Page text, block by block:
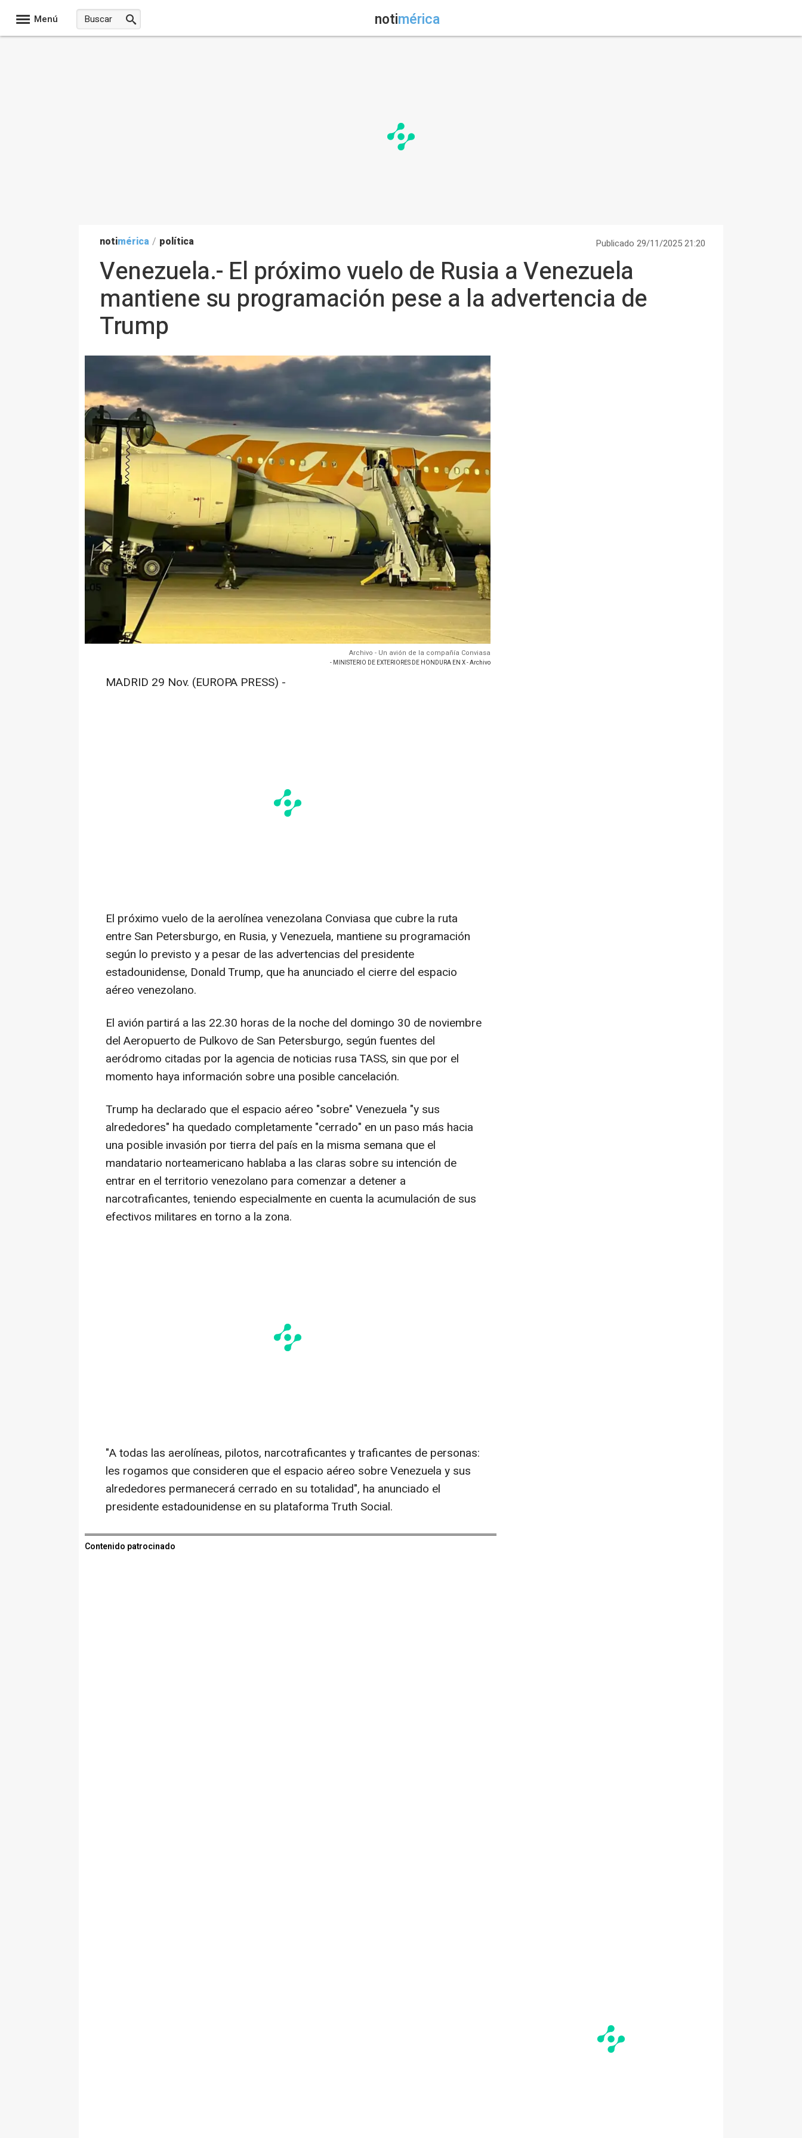
Menú notimérica
notimérica / política Publicado 29/11/2025 21:20
Venezuela.- El próximo vuelo de Rusia a Venezuela
mantiene su programación pese a la advertencia de
Trump
Archivo - Un avión de la compañía Conviasa
- MINISTERIO DE EXTERIORES DE HONDURA EN X - Archivo
MADRID 29 Nov. (EUROPA PRESS) -
El próximo vuelo de la aerolínea venezolana Conviasa que cubre la ruta
entre San Petersburgo, en Rusia, y Venezuela, mantiene su programación
según lo previsto y a pesar de las advertencias del presidente
estadounidense, Donald Trump, que ha anunciado el cierre del espacio
aéreo venezolano.
El avión partirá a las 22.30 horas de la noche del domingo 30 de noviembre
del Aeropuerto de Pulkovo de San Petersburgo, según fuentes del
aeródromo citadas por la agencia de noticias rusa TASS, sin que por el
momento haya información sobre una posible cancelación.
Trump ha declarado que el espacio aéreo "sobre" Venezuela "y sus
alrededores" ha quedado completamente "cerrado" en un paso más hacia
una posible invasión por tierra del país en la misma semana que el
mandatario norteamericano hablaba a las claras sobre su intención de
entrar en el territorio venezolano para comenzar a detener a
narcotraficantes, teniendo especialmente en cuenta la acumulación de sus
efectivos militares en torno a la zona.
"A todas las aerolíneas, pilotos, narcotraficantes y traficantes de personas:
les rogamos que consideren que el espacio aéreo sobre Venezuela y sus
alrededores permanecerá cerrado en su totalidad", ha anunciado el
presidente estadounidense en su plataforma Truth Social.
Contenido patrocinado